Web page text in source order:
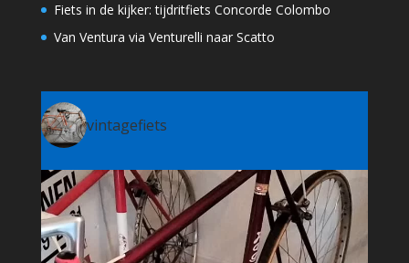
Fiets in de kijker: tijdritfiets Concorde Colombo
Van Ventura via Venturelli naar Scatto
vintagefiets